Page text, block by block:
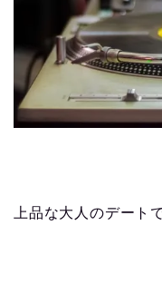
上品な大人のデート